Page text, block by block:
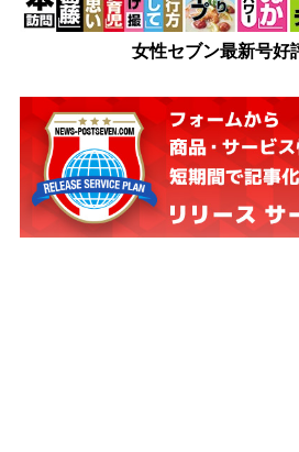
女性セブン最新号好